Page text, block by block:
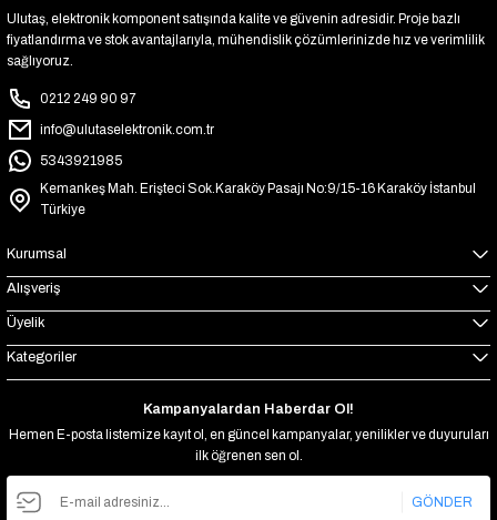
Ulutaş, elektronik komponent satışında kalite ve güvenin adresidir. Proje bazlı
fiyatlandırma ve stok avantajlarıyla, mühendislik çözümlerinizde hız ve verimlilik
sağlıyoruz.
0212 249 90 97
info@ulutaselektronik.com.tr
5343921985
Kemankeş Mah. Erişteci Sok.Karaköy Pasajı No:9/15-16 Karaköy İstanbul
Türkiye
Kurumsal
Alışveriş
Üyelik
Kategoriler
Kampanyalardan Haberdar Ol!
Hemen E-posta listemize kayıt ol, en güncel kampanyalar, yenilikler ve duyuruları
ilk öğrenen sen ol.
GÖNDER